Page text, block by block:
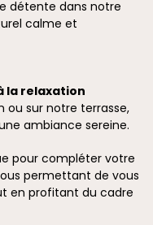
détente dans notre
calme et
la relaxation
ou sur notre terrasse,
ambiance sereine.
pour compléter votre
permettant de vous
en profitant du cadre